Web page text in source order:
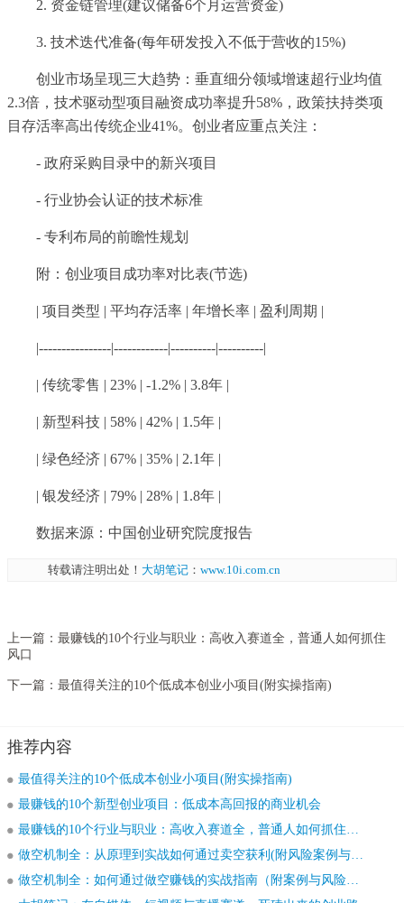
2. 资金链管理(建议储备6个月运营资金)
3. 技术迭代准备(每年研发投入不低于营收的15%)
创业市场呈现三大趋势：垂直细分领域增速超行业均值
2.3倍，技术驱动型项目融资成功率提升58%，政策扶持类项
目存活率高出传统企业41%。创业者应重点关注：
- 政府采购目录中的新兴项目
- 行业协会认证的技术标准
- 专利布局的前瞻性规划
附：创业项目成功率对比表(节选)
| 项目类型 | 平均存活率 | 年增长率 | 盈利周期 |
|----------------|------------|----------|----------|
| 传统零售 | 23% | -1.2% | 3.8年 |
| 新型科技 | 58% | 42% | 1.5年 |
| 绿色经济 | 67% | 35% | 2.1年 |
| 银发经济 | 79% | 28% | 1.8年 |
数据来源：中国创业研究院度报告
转载请注明出处！ 大胡笔记 ： www.10i.com.cn
上一篇： 最赚钱的10个行业与职业：高收入赛道全，普通人如何抓住
风口
下一篇： 最值得关注的10个低成本创业小项目(附实操指南)
推荐内容
最值得关注的10个低成本创业小项目(附实操指南)
最赚钱的10个新型创业项目：低成本高回报的商业机会
最赚钱的10个行业与职业：高收入赛道全，普通人如何抓住风口
做空机制全：从原理到实战如何通过卖空获利(附风险案例与操作指南)
做空机制全：如何通过做空赚钱的实战指南（附案例与风险提示）